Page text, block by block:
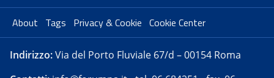
About Tags Privacy & Cookie Cookie Center
Indirizzo:Via del Porto Fluviale 67/d – 00154 Roma